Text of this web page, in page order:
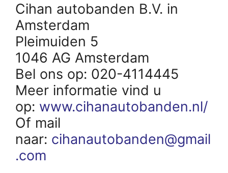
Cihan autobanden B.V. in
Amsterdam
Pleimuiden 5
1046 AG Amsterdam
Bel ons op: 020-4114445
Meer informatie vind u
op: www.cihanautobanden.nl/
Of mail
naar: cihanautobanden@gmail
.com